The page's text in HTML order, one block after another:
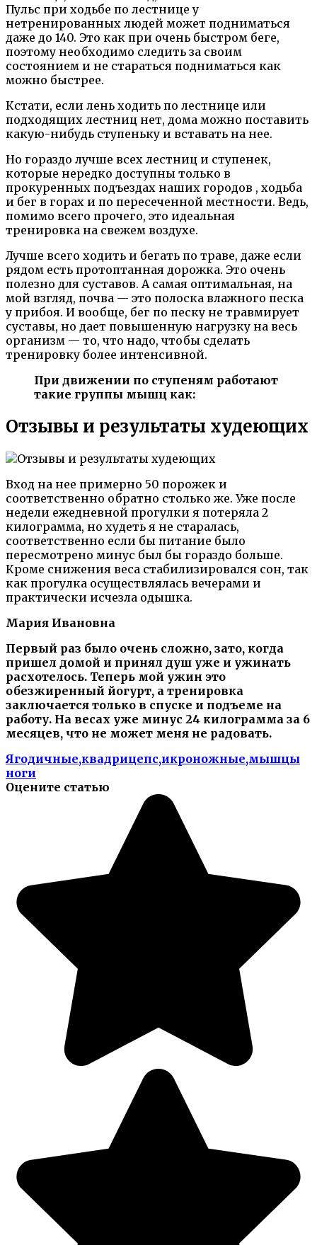
Пульс при ходьбе по лестнице у
нетренированных людей может подниматься
даже до 140. Это как при очень быстром беге,
поэтому необходимо следить за своим
состоянием и не стараться подниматься как
можно быстрее.
Кстати, если лень ходить по лестнице или
подходящих лестниц нет, дома можно поставить
какую-нибудь ступеньку и вставать на нее.
Но гораздо лучше всех лестниц и ступенек,
которые нередко доступны только в
прокуренных подъездах наших городов , ходьба
и бег в горах и по пересеченной местности. Ведь,
помимо всего прочего, это идеальная
тренировка на свежем воздухе.
Лучше всего ходить и бегать по траве, даже если
рядом есть протоптанная дорожка. Это очень
полезно для суставов. А самая оптимальная, на
мой взгляд, почва — это полоска влажного песка
у прибоя. И вообще, бег по песку не травмирует
суставы, но дает повышенную нагрузку на весь
организм — то, что надо, чтобы сделать
тренировку более интенсивной.
При движении по ступеням работают
такие группы мышц как:
Отзывы и результаты худеющих
Вход на нее примерно 50 порожек и
соответственно обратно столько же. Уже после
недели ежедневной прогулки я потеряла 2
килограмма, но худеть я не старалась,
соответственно если бы питание было
пересмотрено минус был бы гораздо больше.
Кроме снижения веса стабилизировался сон, так
как прогулка осуществлялась вечерами и
практически исчезла одышка.
Мария Ивановна
Первый раз было очень сложно, зато, когда
пришел домой и принял душ уже и ужинать
расхотелось. Теперь мой ужин это
обезжиренный йогурт, а тренировка
заключается только в спуске и подъеме на
работу. На весах уже минус 24 килограмма за 6
месяцев, что не может меня не радовать.
Ягодичные,квадрицепс,икроножные,мышцы
ноги
Оцените статью